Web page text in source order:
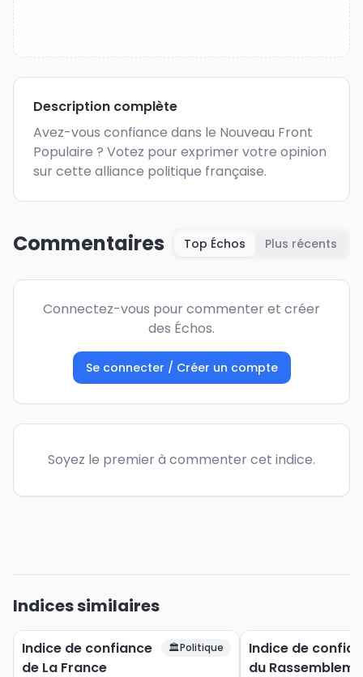
Description complète
Avez-vous confiance dans le Nouveau Front
Populaire ? Votez pour exprimer votre opinion
sur cette alliance politique française.
Commentaires Top Échos Plus récents
Connectez-vous pour commenter et créer
des Échos.
Se connecter / Créer un compte
Soyez le premier à commenter cet indice.
Indices similaires
Indice de confiance
de La France
🏛️Politique
Indice de
du